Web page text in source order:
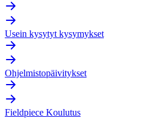
Usein kysytyt kysymykset
Ohjelmistopäivitykset
Fieldpiece Koulutus